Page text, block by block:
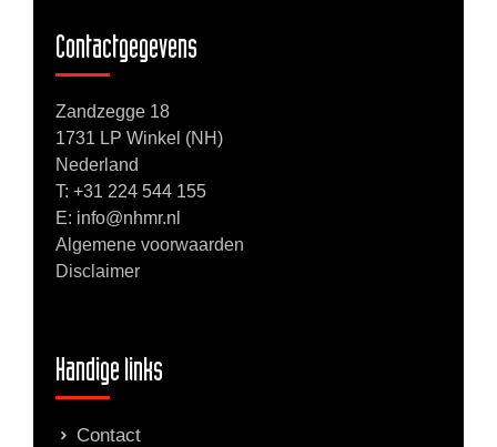
Contactgegevens
Zandzegge 18
1731 LP Winkel (NH)
Nederland
T: +31 224 544 155
E: info@nhmr.nl
Algemene voorwaarden
Disclaimer
Handige links
Contact